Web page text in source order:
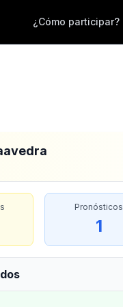
¿Cómo participar?
Pronósticos
1